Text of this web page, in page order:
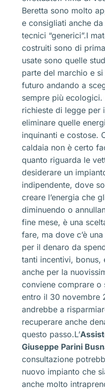
Beretta sono molto
e consigliati anche
tecnici “generici”.I
costruiti sono di
usate sono quelle
parte del marchio e
futuro andando a
sempre più ecologici.
richieste di legge per
eliminare quelle
inquinanti e costose.
caldaia non è certo
quanto riguarda le
desiderare un
indipendente, dove
creare l’energia che
diminuendo o
fine mese, è una
fare, ma dove c’è
per il denaro da
tanti incentivi, bonus,
anche per la
conviene comprare o
entro il 30 novembre
andrebbe a
recuperare anche
questo passo.L’
Giuseppe Parini
consultazione
nuovo impianto che
anche molto